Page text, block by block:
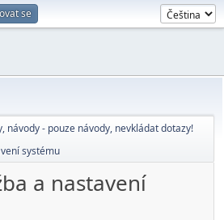
se
návody - pouze návody, nevkládat dotazy!
systému
a nastavení